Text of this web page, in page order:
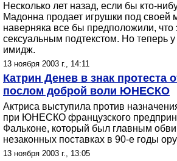
Несколько лет назад, если бы кто-
Мадонна продает игрушки под своей
наверняка все бы предположили, что
сексуальным подтекстом. Но теперь
имидж.
13 ноября 2003 г., 14:11
Катрин Денев в знак протеста
послом доброй воли ЮНЕСКО
Актриса выступила против
при ЮНЕСКО французского
Фальконе, который был главным
незаконных поставках в 90-е годы
13 ноября 2003 г., 13:05